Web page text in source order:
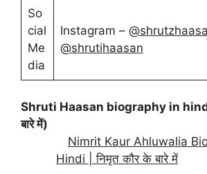
So
cial
Me
dia
Instagram –
@shrutihaasan
Shruti Haasan biography in
बारे में)
Nimrit Kaur Ahluwalia
Hindi | निमृत कौर के बारे में